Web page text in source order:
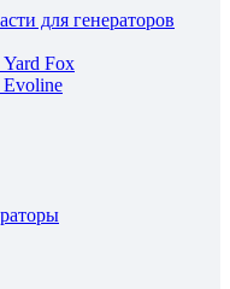
для генераторов
Fox